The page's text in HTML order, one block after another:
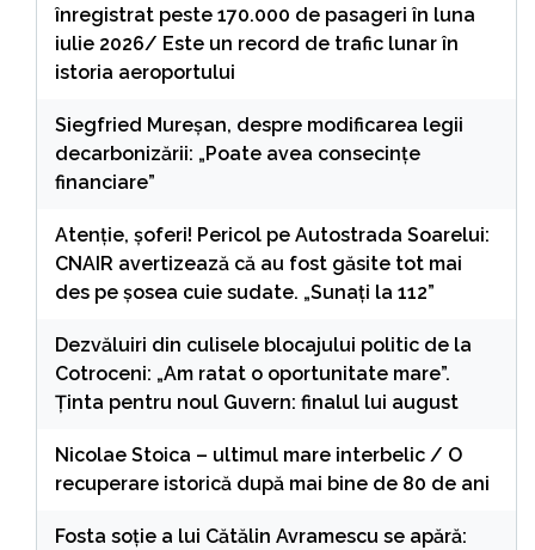
înregistrat peste 170.000 de pasageri în luna
iulie 2026/ Este un record de trafic lunar în
istoria aeroportului
Siegfried Mureșan, despre modificarea legii
decarbonizării: „Poate avea consecințe
financiare”
Atenție, șoferi! Pericol pe Autostrada Soarelui:
CNAIR avertizează că au fost găsite tot mai
des pe șosea cuie sudate. „Sunați la 112”
Dezvăluiri din culisele blocajului politic de la
Cotroceni: „Am ratat o oportunitate mare”.
Ținta pentru noul Guvern: finalul lui august
Nicolae Stoica – ultimul mare interbelic / O
recuperare istorică după mai bine de 80 de ani
Fosta soție a lui Cătălin Avramescu se apără: